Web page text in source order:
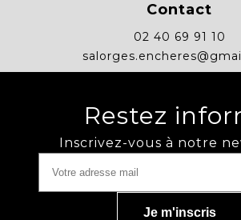
Contact
02 40 69 91 10
Restez
Inscrivez-vous à notre